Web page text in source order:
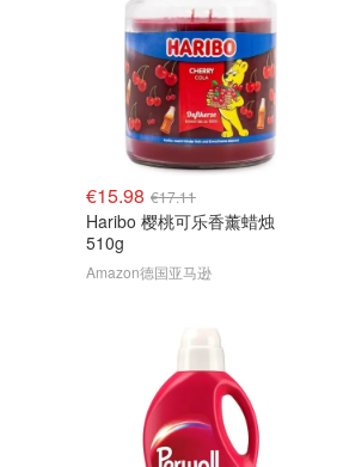
€15.98 €17.11
Haribo 樱桃可乐香薰蜡烛
510g
Amazon德国亚马逊